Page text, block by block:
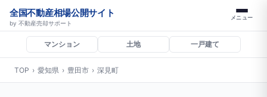
全国不動産相場公開サイト
by 不動産売却サポート
メニュー
マンション 土地 一戸建て
TOP › 愛知県 › 豊田市 › 深見町